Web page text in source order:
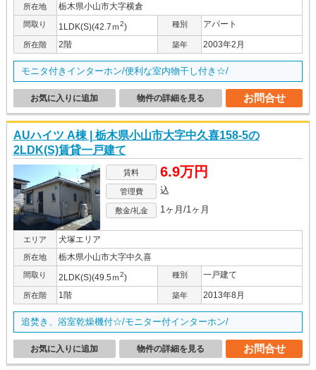
所在地 栃木県小山市大字横倉
間取り 1LDK(S)(42.7ｍ2) 種別 アパート
所在階 2階 築年 2003年2月
モニタ付きインターホン/便利な室内物干し付き☆/
お問合せ
物件の詳細を見る
お気に入りに追加
AUハイツ A棟 | 栃木県小山市大字中久喜158-5の
2LDK(S)賃貸一戸建て
賃料 6.9万円
管理費 込
敷金/礼金 1ヶ月/1ヶ月
エリア 犬塚エリア
所在地 栃木県小山市大字中久喜
間取り 2LDK(S)(49.5ｍ2) 種別 一戸建て
所在階 1階 築年 2013年8月
追焚き、浴室乾燥機付☆/モニター付インターホン/
お問合せ
物件の詳細を見る
お気に入りに追加